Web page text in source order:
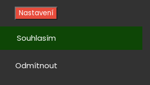
Nastavení
Odmítnout
Souhlasím